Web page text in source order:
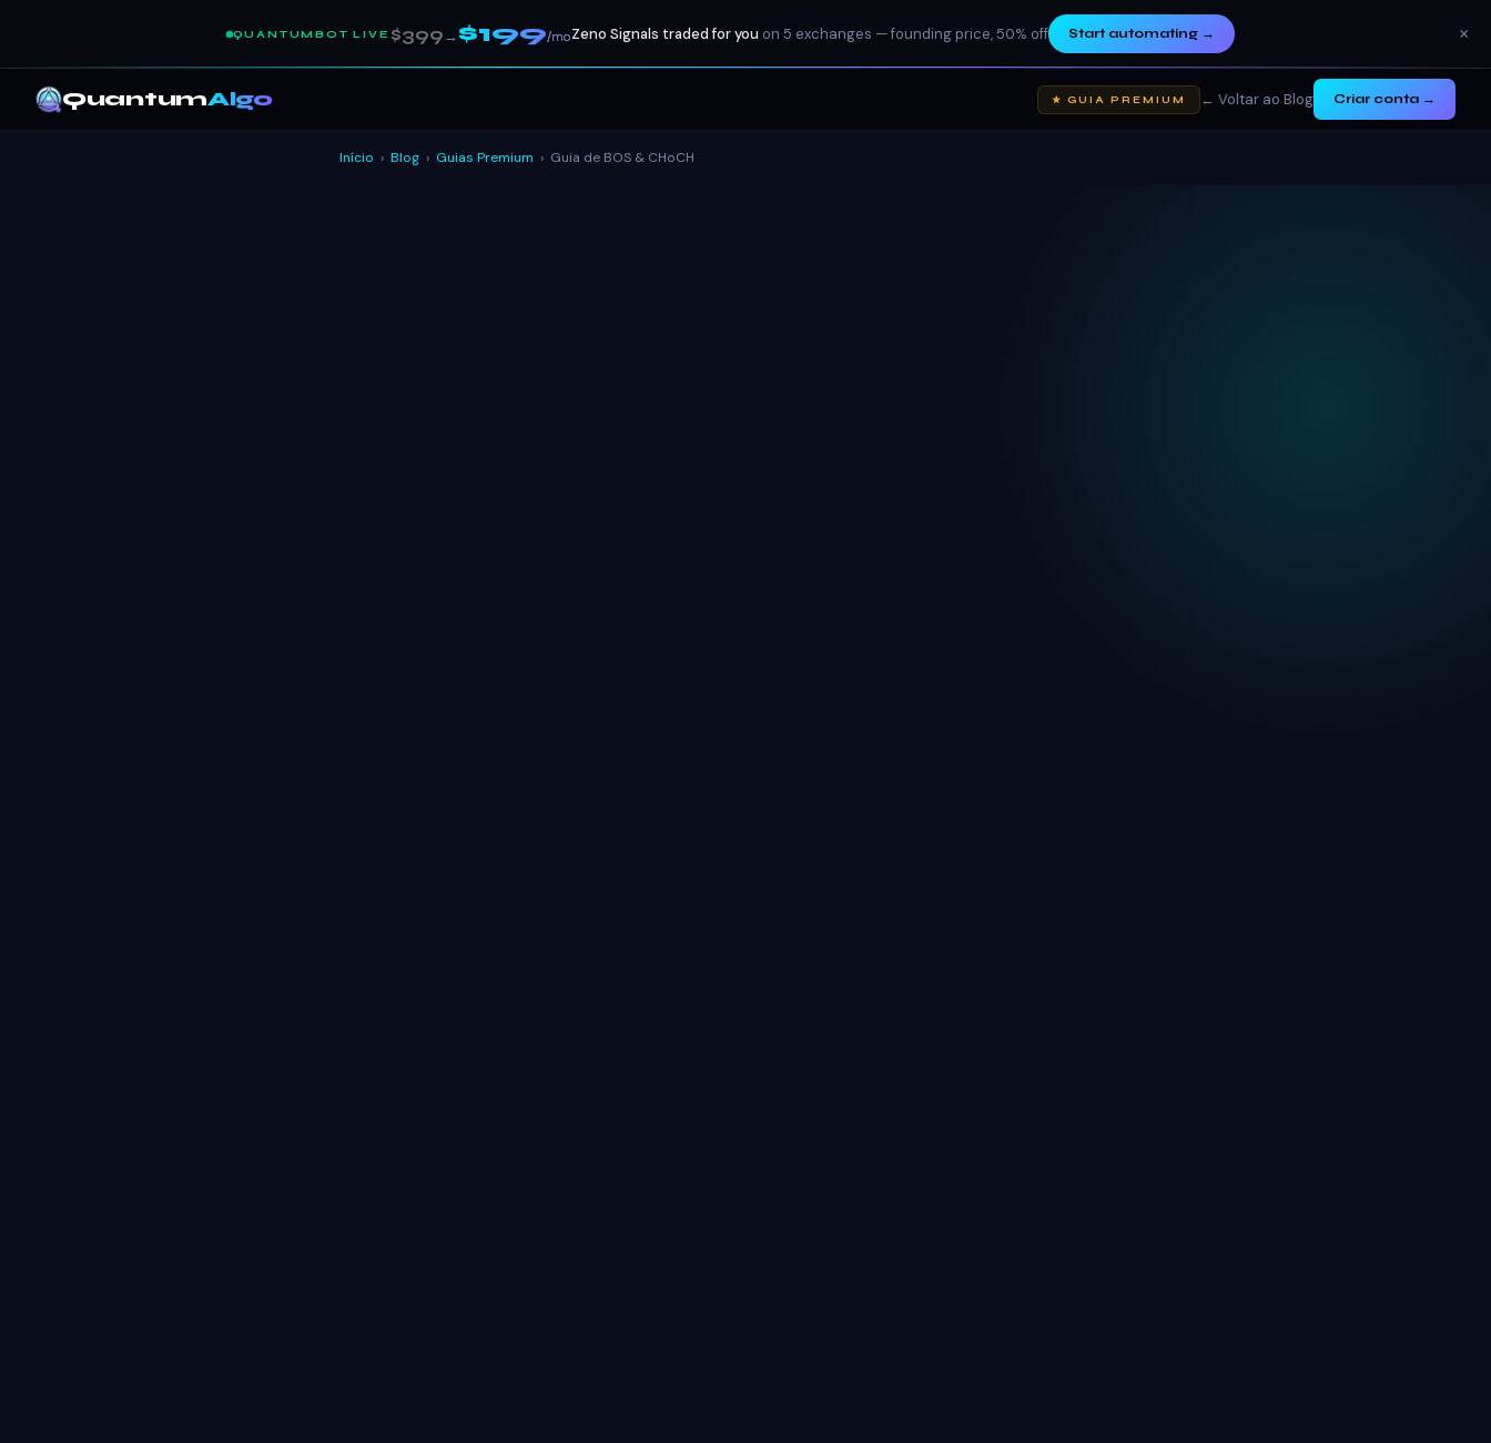
QUANTUMBOT LIVE $399→$199/moZeno Signals traded for you on 5 exchanges — founding price, 50% off Start automating→ ×
QuantumAlgo ★ GUIA PREMIUM ← Voltar ao Blog Criar conta →
Início › Blog › Guias Premium › Guia de BOS & CHoCH